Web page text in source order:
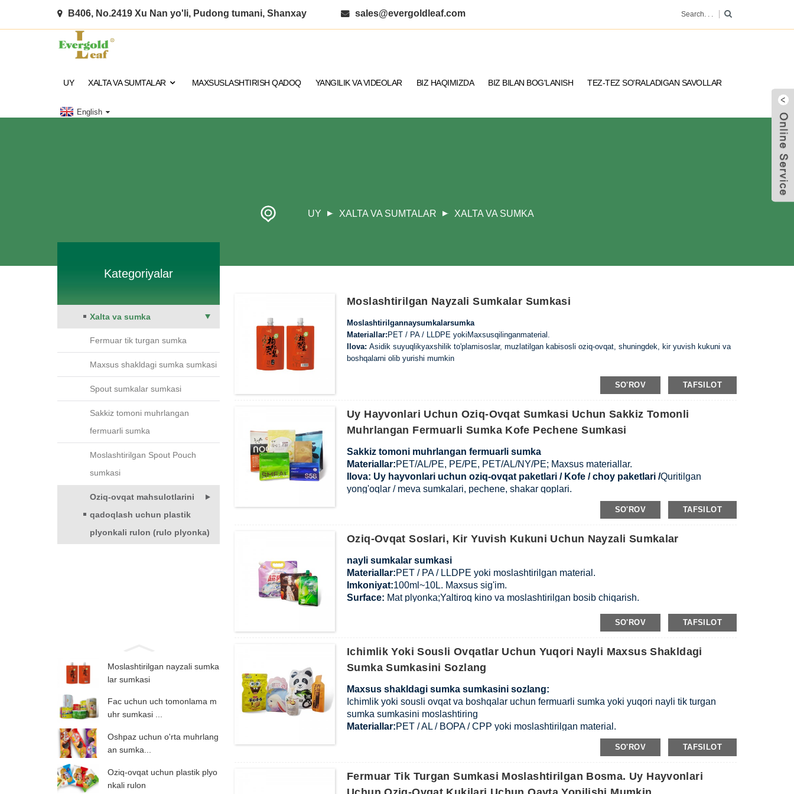
B406, No.2419 Xu Nan yo'li, Pudong tumani, Shanxay sales@evergoldleaf.com
UY XALTA VA SUMTALAR MAXSUSLASHTIRISH QADOQ YANGILIK VA VIDEOLAR BIZ HAQIMIZDA BIZ BILAN BOG'LANISH TEZ-TEZ SO'RALADIGAN SAVOLLAR
English
UY XALTA VA SUMTALAR XALTA VA SUMKA
Kategoriyalar
Xalta va sumka
Fermuar tik turgan sumka
Maxsus shakldagi sumka sumkasi
Spout sumkalar sumkasi
Sakkiz tomoni muhrlangan
fermuarli sumka
Moslashtirilgan Spout Pouch
sumkasi
Oziq-ovqat mahsulotlarini
qadoqlash uchun plastik
plyonkali rulon (rulo plyonka)
Moslashtirilgan nayzali sumka
lar sumkasi
Fac uchun uch tomonlama m
uhr sumkasi ...
Oshpaz uchun o'rta muhrlang
an sumka...
Oziq-ovqat uchun plastik plyo
nkali rulon
Moslashtirilgan Nayzali Sumkalar Sumkasi
Moslashtirilgannaysumkalarsumka
Materiallar: PET / PA / LLDPE yoki Maxsusqilinganmaterial.
Ilova: Asidik suyuqlikyaxshilik to'plamisoslar, muzlatilgan kabisosli oziq-ovqat, shuningdek, kir yuvish kukuni va
boshqalarni olib yurishi mumkin
Namuna:Bepul namuna.
MOQ:Asosan moslashtirilganshakllangansumkaning materiali, o'lchami, qalinligi va bosma rangi.
Yetkazib berish muddati: muntazam buyurtma uchun 10 kun.
Yetkazib berish usuli: Ekspres / havo orqali / dengiz orqali
SO'ROV TAFSILOT
Uy Hayvonlari Uchun Oziq-Ovqat Sumkasi Uchun Sakkiz Tomonli
Muhrlangan Fermuarli Sumka Kofe Pechene Sumkasi
Sakkiz tomoni muhrlangan fermuarli sumka
Materiallar:PET/AL/PE, PE/PE, PET/AL/NY/PE; Maxsus materiallar.
Ilova: Uy hayvonlari uchun oziq-ovqat paketlari / Kofe / choy paketlari /Quritilgan
yong'oqlar / meva sumkalari, pechene, shakar qoplari.
MOQ:Yukxalta materiali, o'lchami, qalinligi va bosma rangi asosida moslashtirilgan.
qoldiq.
Yetkazib berish vaqti :Oddiy buyurtma uchun 10 kun.
Yetkazib berish usuli: Ekspress / havo orqali / dengiz orqali
SO'ROV TAFSILOT
Oziq-Ovqat Soslari, Kir Yuvish Kukuni Uchun Nayzali Sumkalar
nayli sumkalar sumkasi
Materiallar:PET / PA / LLDPE yoki moslashtirilgan material.
Imkoniyat:100ml~10L. Maxsus sig'im.
Surface: Mat plyonka;Yaltiroq kino va moslashtirilgan bosib chiqarish.
Shakllangan sumkaning materiali, o'lchami, qalinligi va bosma rangi asosida
To'lov shartlari :T / T ishlab chiqarishdan oldin 30% dastlabki to'lov + jo'natishdan oldin 70%
Yetkazib berish vaqti :Oddiy buyurtma uchun 10 kun.
Yetkazib berish usuli:
Ekspress / havo orqali / dengiz orqali
SO'ROV TAFSILOT
Ichimlik Yoki Sousli Ovqatlar Uchun Yuqori Nayli Maxsus Shakldagi
Sumka Sumkasini Sozlang
Maxsus shakldagi sumka sumkasini sozlang:
Ichimlik yoki sousli ovqat va boshqalar uchun fermuarli sumka yoki yuqori nayli tik turgan
sumka sumkasini moslashtiring
Materiallar:PET / AL / BOPA / CPP yoki moslashtirilgan material.
Ichimliklar, meva sharbati, ichimliklar, sut, soya sousi, jele va boshqalar.
Surface:Mat plyonka;Yaltiroq kino va moslashtirilgan bosib chiqarish.
Namuna :Bepul namuna.
SO'ROV TAFSILOT
Fermuar Tik Turgan Sumkasi Moslashtirilgan Bosma. Uy Hayvonlari